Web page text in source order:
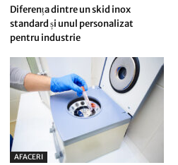
Diferența dintre un skid inox
standard și unul personalizat
pentru industrie
AFACERI